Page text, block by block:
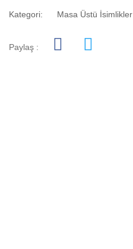
Kategori: Masa Üstü İsimlikler
Paylaş :